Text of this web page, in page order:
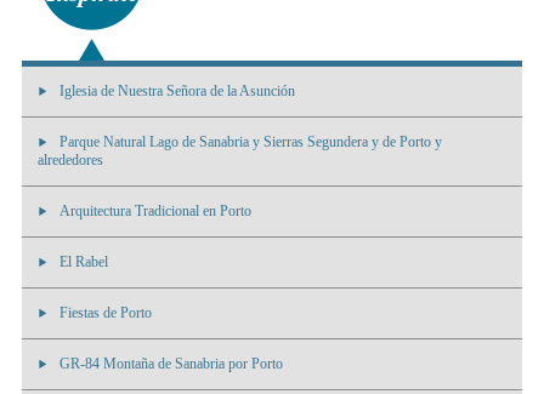
Iglesia de Nuestra Señora de la Asunción
Parque Natural Lago de Sanabria y Sierras Segundera y de Porto y
alrededores
Arquitectura Tradicional en Porto
El Rabel
Fiestas de Porto
GR-84 Montaña de Sanabria por Porto